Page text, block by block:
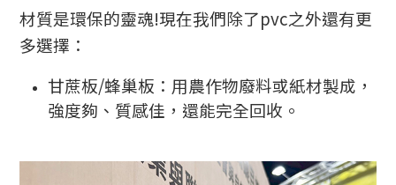
材質是環保的靈魂!現在我們除了pvc之外還有更
多選擇：
甘蔗板/蜂巢板：用農作物廢料或紙材製成，
強度夠、質感佳，還能完全回收 。